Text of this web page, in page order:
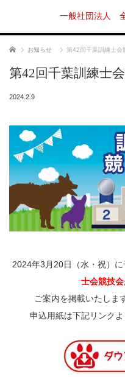
一般社団法人
ホーム お知らせ 第42回千葉訓練士会
第42回千葉訓練士
2024.2.9
2024年3月20日（水・祝）
士会競技会
ご案内を掲載いたしま
申込用紙は下記リンク